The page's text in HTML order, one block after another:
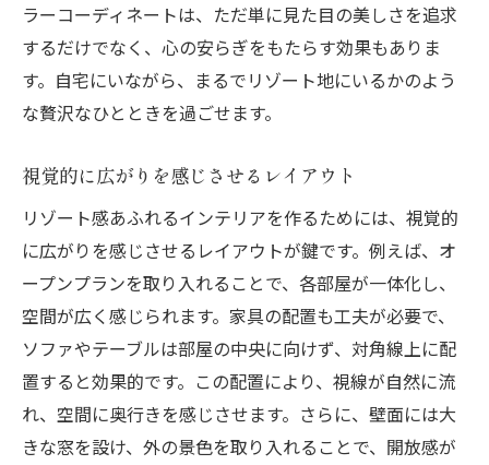
ラーコーディネートは、ただ単に見た目の美しさを追求
するだけでなく、心の安らぎをもたらす効果もありま
す。自宅にいながら、まるでリゾート地にいるかのよう
な贅沢なひとときを過ごせます。
視覚的に広がりを感じさせるレイアウト
リゾート感あふれるインテリアを作るためには、視覚的
に広がりを感じさせるレイアウトが鍵です。例えば、オ
ープンプランを取り入れることで、各部屋が一体化し、
空間が広く感じられます。家具の配置も工夫が必要で、
ソファやテーブルは部屋の中央に向けず、対角線上に配
置すると効果的です。この配置により、視線が自然に流
れ、空間に奥行きを感じさせます。さらに、壁面には大
きな窓を設け、外の景色を取り入れることで、開放感が